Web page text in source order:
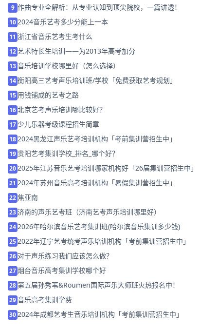
9 作曲专业全解析：从专业认知到顶尖院校，一篇讲透！
102024音乐艺考多少分能上一本
11 浙江省音乐艺考生考什么
12艺术特长生培训——为2013年高考加分
13音乐培训学校哪里好（怎么选择）
14衡阳高三艺考声乐培训班/学校「免费获取艺考规划」
15 用钱铺成的艺考之路
16北京艺考声乐培训哪比较好？
17 少儿乐器考级课程招生简章
182024黑龙江声乐艺考培训机构「考前集训营招生中」
19贵阳艺考集训学校_排名_哪个好？
202025年江苏音乐艺考培训哪家机构好「26届集训营招生中」
21 2024年苏州音乐高考培训机构「暑假集训营招生中」
22焦亚南
23 济南的声乐艺考班（济南艺考声乐培训哪里好）
242026年哈尔滨音乐艺考集训班(哈尔滨音乐集训多少钱)
252022年辽宁艺考统考声乐培训机构「考前集训营招生中」
26 对于声乐练习我们应该怎么做？
27烟台音乐高考集训学校哪个好
28 第五届孙秀苇&Roumen国际声乐大师班火热报名中！
29音乐高考集训学费
302024年成都艺考生音乐培训机构「考前集训营招生中」